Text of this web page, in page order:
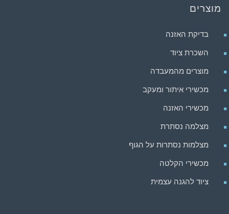
מוצרים
בדיקת האזנה
השכרת ציוד
מוצרים מהמעבדה
מכשירי איתור ומעקב
מכשירי האזנה
מצלמה נסתרת
מצלמות נסתרות על הגוף
מכשירי הקלטה
ציוד להגנה עצמית